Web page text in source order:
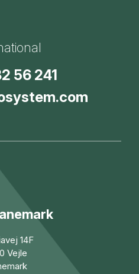
56 241
14F
Vejle